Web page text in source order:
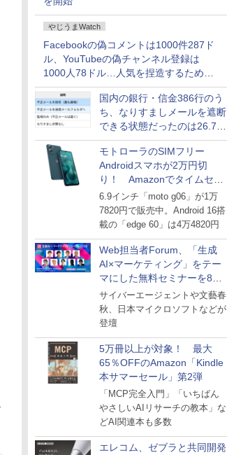
やじうまWatch
Facebookの偽コメントは1000件287ド
ル、YouTubeの偽チャンネル登録は
1000人78ドル…人気を捏造するための
価格リストが公開中
国内の銀行・信金386行のう
ち、なりすましメールを遮断
できる状態だったのは26.7％
にとどまる～GMOブランド
セキュリティ調査
モトローラのSIMフリー
Androidスマホが2万円切
り！ Amazonでタイムセー
ル
6.9インチ「moto g06」が1万
7820円で販売中。Android 16搭
載の「edge 60」は4万4820円
Web担当者Forum、「生成
AI×マーケティング」をテー
マにした無料セミナーを8月
27日にオンライン開催
サイバーエージェントや文藝春
秋、日本マイクロソフトなどが
登壇
5万冊以上が対象！ 最大
65％OFFのAmazon「Kindle
本サマーセール」第2弾
「MCP完全入門」「いちばん
やさしいAIリサーチの教本」な
どAI関連本も多数
エレコム、ゼブラと共同開発